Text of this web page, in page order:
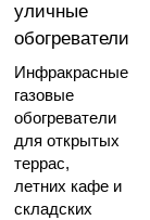
уличные
обогреватели
Инфракрасные
газовые
обогреватели
для открытых
террас,
летних кафе и
складских